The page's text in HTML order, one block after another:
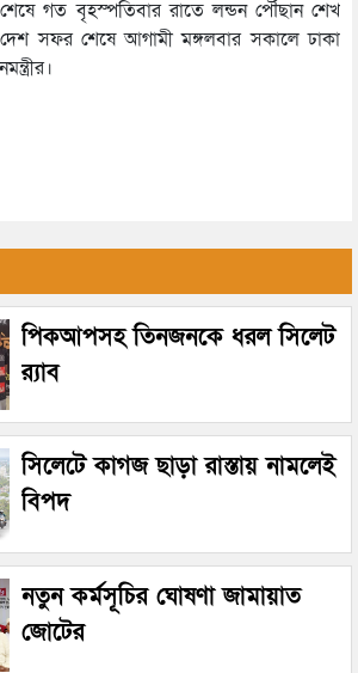
গত বৃহস্পতিবার রাতে লন্ডন পৌঁছান শেখ
সফর শেষে আগামী মঙ্গলবার সকালে ঢাকা
পিকআপসহ তিনজনকে ধরল সিলেট
র‌্যাব
সিলেটে কাগজ ছাড়া রাস্তায় নামলেই
বিপদ
নতুন কর্মসূচির ঘোষণা জামায়াত
জোটের